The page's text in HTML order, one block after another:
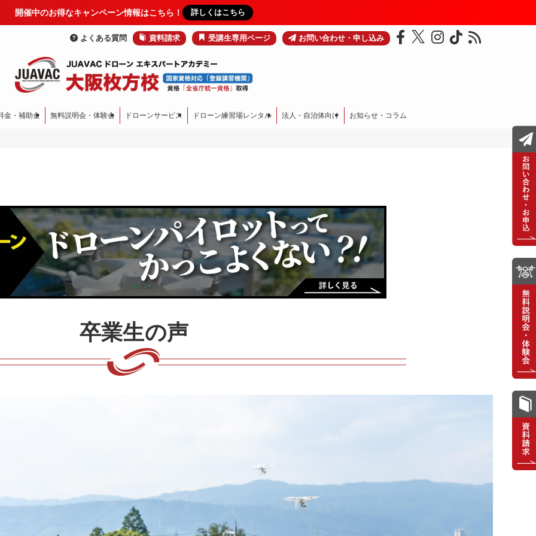
開催中のお得なキャンペーン情報はこちら！ 詳しくはこちら
よくある質問 資料請求 受講生専用ページ お問い合わせ・申し込み
金・補助金 無料説明会・体験会 ドローンサービス ドローン練習場レンタル 法人・自治体向け お知らせ・コラム
卒業生の声